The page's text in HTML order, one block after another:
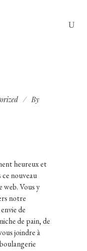
By
heureux et
ce nouveau
web. Vous y
notre
de
de pain, de
joindre à